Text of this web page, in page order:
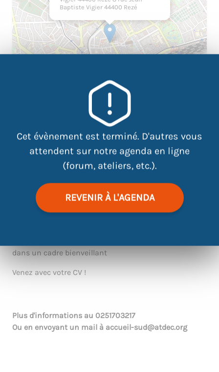
Cet évènement est terminé. D'autres vous
attendent sur notre agenda en ligne
(forum, ateliers, etc.).
REVENIR À L'AGENDA
Baptiste Vigier 44400 Rezé
Leaflet | ©OpenStreetMapcontributors
Face aux pros, pas d’impro ! Vous recherchez un stage,
un emploi ? L’entretien d’embauche est un moment
clé, alors venez vous entraîner !
dans un cadre bienveillant
Venez avec votre CV !
Plus d'informations au 0251703217
Ou en envoyant un mail à accueil-sud@atdec.org